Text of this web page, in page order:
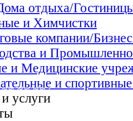
отдыха/
и Химчистки
компании/
и
и Медицинские
и
услуги